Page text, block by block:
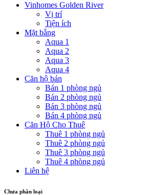
Vinhomes Golden River
Vị trí
Tiện ích
Mặt bằng
Aqua 1
Aqua 2
Aqua 3
Aqua 4
Căn hộ bán
Bán 1 phòng ngủ
Bán 2 phòng ngủ
Bán 3 phòng ngủ
Bán 4 phòng ngủ
Căn Hộ Cho Thuê
Thuê 1 phòng ngủ
Thuê 2 phòng ngủ
Thuê 3 phòng ngủ
Thuê 4 phòng ngủ
Liên hệ
Chưa phân loại